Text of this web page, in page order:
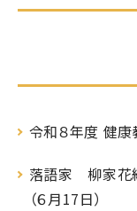
令和８年度 健
落語家 柳家花
（６月17日）